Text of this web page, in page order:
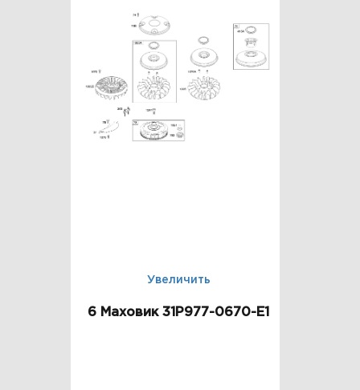
Увеличить
6 Маховик 31P977-0670-E1